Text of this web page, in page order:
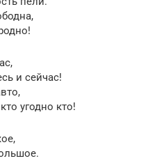
и сейчас!
угодно кто!